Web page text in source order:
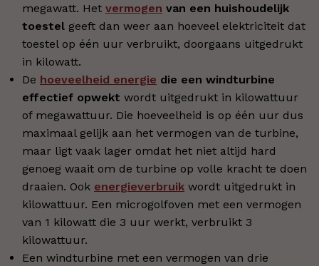
megawatt. Het vermogen van een huishoudelijk
toestel geeft dan weer aan hoeveel elektriciteit dat
toestel op één uur verbruikt, doorgaans uitgedrukt
in kilowatt.
De hoeveelheid energie die een windturbine
effectief opwekt wordt uitgedrukt in kilowattuur
of megawattuur. Die hoeveelheid is op één uur dus
maximaal gelijk aan het vermogen van de turbine,
maar ligt vaak lager omdat het niet altijd hard
genoeg waait om de turbine op volle kracht te doen
draaien. Ook energieverbruik wordt uitgedrukt in
kilowattuur. Een microgolfoven met een vermogen
van 1 kilowatt die 3 uur werkt, verbruikt 3
kilowattuur.
Een windturbine met een vermogen van drie